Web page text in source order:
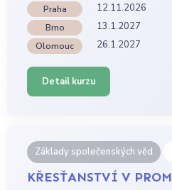
Praha
12.11.2026
Brno 13.1.2027
Olomouc 26.1.2027
Detail kurzu
Základy společenských věd
KŘESŤANSTVÍ V